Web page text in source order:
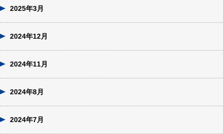
2025年3月
2024年12月
2024年11月
2024年8月
2024年7月